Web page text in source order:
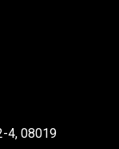
4, 08019